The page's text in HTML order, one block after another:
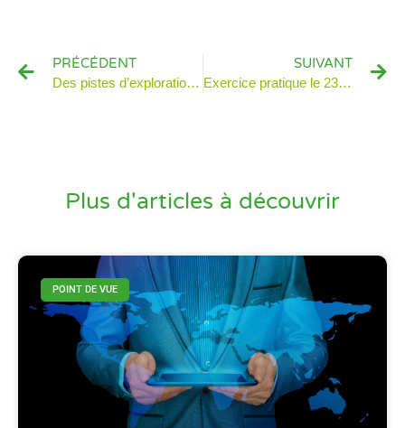
PRÉCÉDENT
Des pistes d’exploration pour mieux innover
SUIVANT
Exercice pratique le 23 mai prochain : Comment innover concrètement avec une plateforme collaborative ?
Plus d'articles à découvrir
POINT DE VUE